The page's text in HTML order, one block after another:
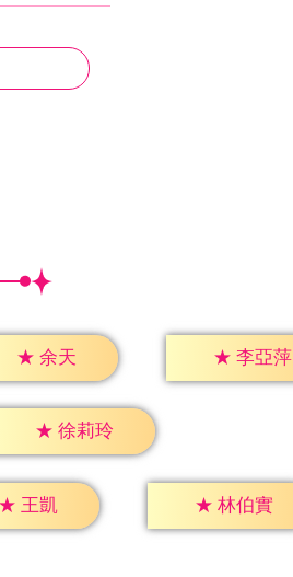
★ 余天 ★ 李亞萍
★ 徐莉玲
王凱 ★ 林伯實